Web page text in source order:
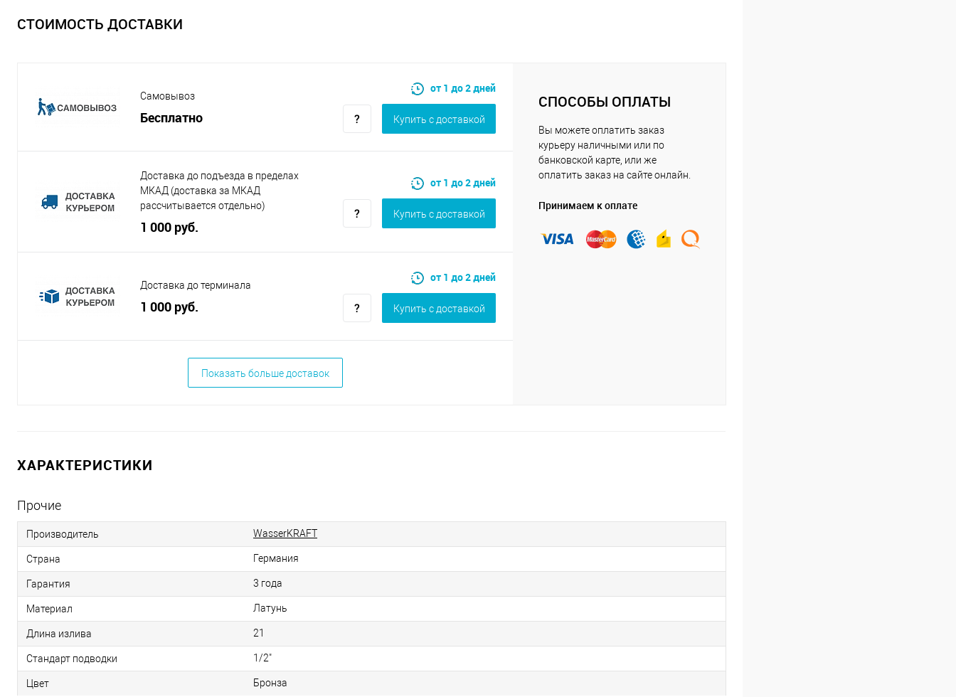
СТОИМОСТЬ ДОСТАВКИ
Самовывоз
Бесплатно
от 1 до 2 дней
Купить c доставкой
Доставка до подъезда в пределах
МКАД (доставка за МКАД
рассчитывается отдельно)
1 000 руб.
от 1 до 2 дней
Купить c доставкой
Доставка до терминала
1 000 руб.
от 1 до 2 дней
Купить c доставкой
Показать больше доставок
СПОСОБЫ ОПЛАТЫ
Вы можете оплатить заказ
курьеру наличными или по
банковской карте, или же
оплатить заказ на сайте онлайн.
Принимаем к оплате
ХАРАКТЕРИСТИКИ
Прочие
Производитель WasserKRAFT
Страна Германия
Гарантия 3 года
Материал Латунь
Длина излива 21
Стандарт подводки 1/2"
Цвет Бронза